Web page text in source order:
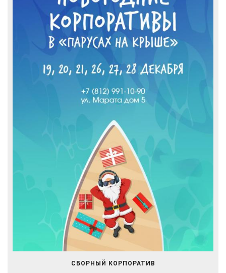
СБОРНЫЙ КОРПОРАТИВ